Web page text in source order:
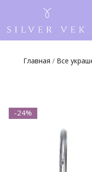
Главная / Все
-24%